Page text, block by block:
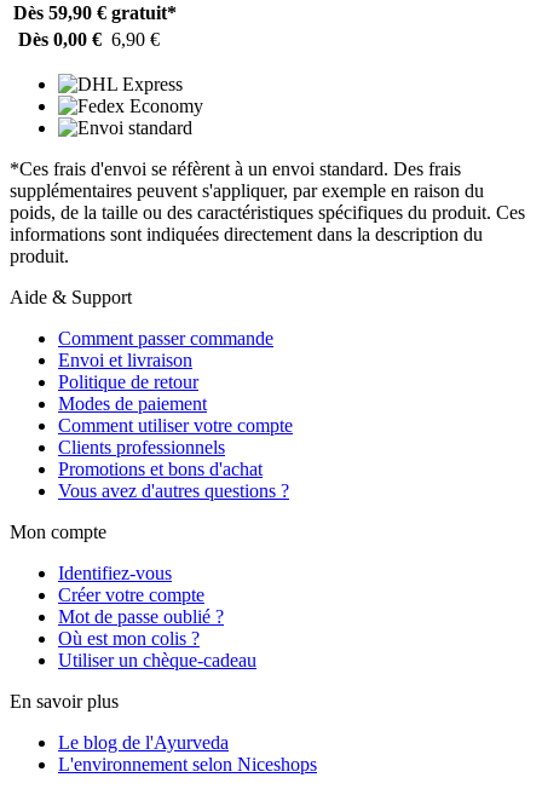
Dès 59,90 € gratuit*
Dès 0,00 € 6,90 €
*Ces frais d'envoi se réfèrent à un envoi standard. Des frais
supplémentaires peuvent s'appliquer, par exemple en raison du
poids, de la taille ou des caractéristiques spécifiques du produit. Ces
informations sont indiquées directement dans la description du
produit.
Aide & Support
Comment passer commande
Envoi et livraison
Politique de retour
Modes de paiement
Comment utiliser votre compte
Clients professionnels
Promotions et bons d'achat
Vous avez d'autres questions ?
Mon compte
Identifiez-vous
Créer votre compte
Mot de passe oublié ?
Où est mon colis ?
Utiliser un chèque-cadeau
En savoir plus
Le blog de l'Ayurveda
L'environnement selon Niceshops